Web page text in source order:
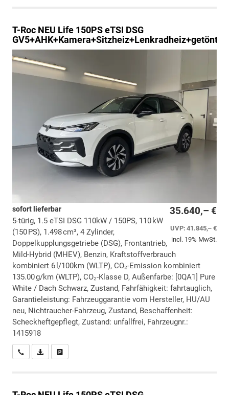
T-Roc NEU Life 150PS eTSI DSG
35.640,– €
UVP:41.845,– €
incl. 19% MwSt.
sofort lieferbar
5-türig, 1.5 eTSI DSG 110kW / 150PS, 110 kW
(150 PS), 1.498 cm³, 4 Zylinder,
Doppelkupplungsgetriebe (DSG), Frontantrieb,
Mild-Hybrid (MHEV), Benzin, Kraftstoffverbrauch
kombiniert 6 l/100km (WLTP), CO₂-Emission kombiniert
135.00 g/km (WLTP), CO₂-Klasse D, Außenfarbe: [0QA1] Pure
White / Dach Schwarz, Zustand, Fahrfähigkeit: fahrtauglich,
Garantieleistung: Fahrzeuggarantie vom Hersteller, HU/AU
neu, Nichtraucher-Fahrzeug, Zustand, Beschaffenheit:
Scheckheftgepflegt, Zustand: unfallfrei, Fahrzeugnr.:
1415918
Wir rufen Sie anPDF-Datei, Fahrzeugexposé drucken